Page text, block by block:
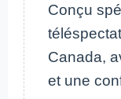
Conçu
Canada,
et une